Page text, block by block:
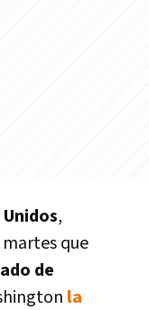
,
que
de
la